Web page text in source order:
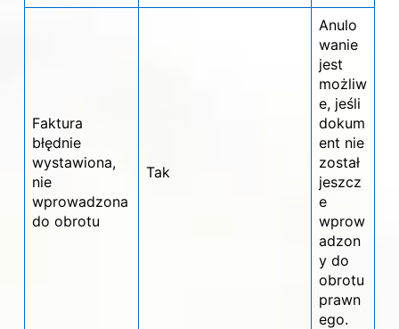
Faktura
błędnie
wystawiona,
nie
wprowadzona
do obrotu
Tak
Anulo
wanie
jest
możliw
e, jeśli
dokum
ent nie
został
jeszcz
e
wprow
adzon
y do
obrotu
prawn
ego.